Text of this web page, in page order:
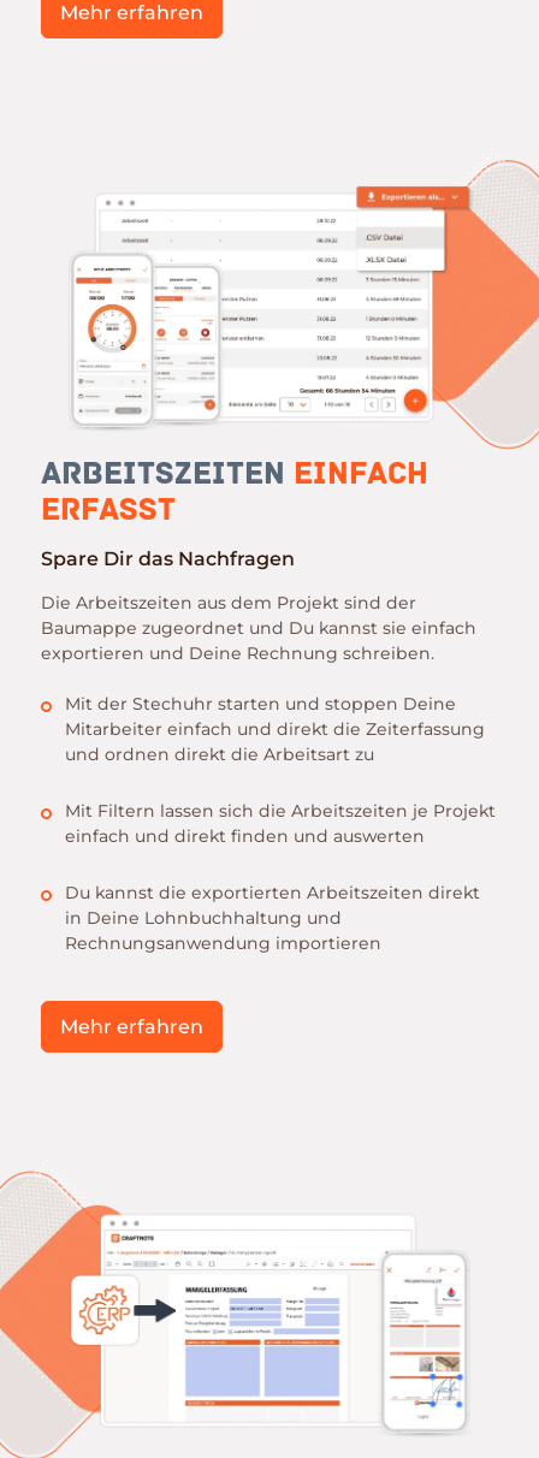
Mehr erfahren
Arbeitszeiten Einfach
erfasst
Spare Dir das Nachfragen
Die Arbeitszeiten aus dem Projekt sind der
Baumappe zugeordnet und Du kannst sie einfach
exportieren und Deine Rechnung schreiben.
Mit der Stechuhr starten und stoppen Deine
Mitarbeiter einfach und direkt die Zeiterfassung
und ordnen direkt die Arbeitsart zu
Mit Filtern lassen sich die Arbeitszeiten je Projekt
einfach und direkt finden und auswerten
Du kannst die exportierten Arbeitszeiten direkt
in Deine Lohnbuchhaltung und
Rechnungsanwendung importieren
Mehr erfahren